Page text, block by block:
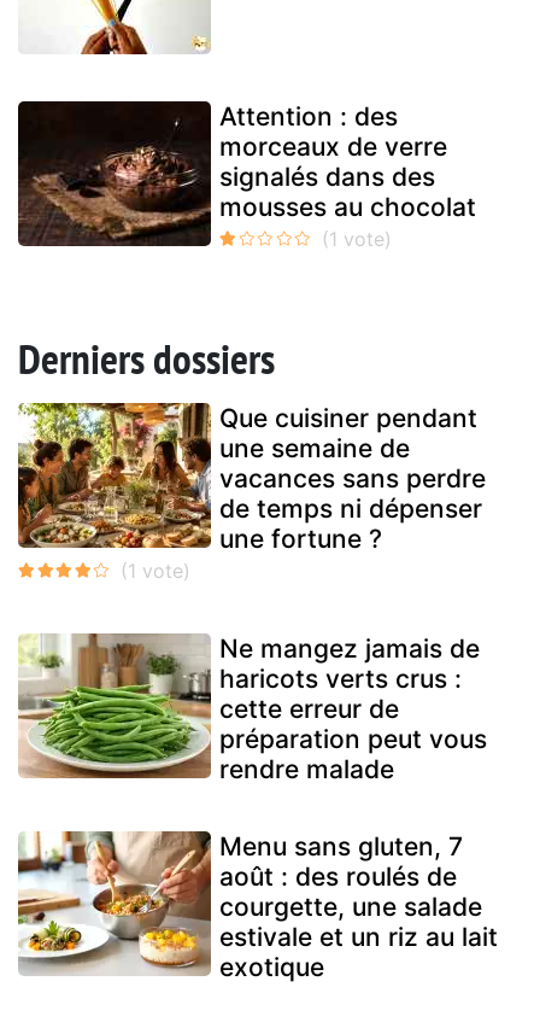
Attention : des
morceaux de verre
signalés dans des
mousses au chocolat
Derniers dossiers
Que cuisiner pendant
une semaine de
vacances sans perdre
de temps ni dépenser
une fortune ?
Ne mangez jamais de
haricots verts crus :
cette erreur de
préparation peut vous
rendre malade
Menu sans gluten, 7
août : des roulés de
courgette, une salade
estivale et un riz au lait
exotique